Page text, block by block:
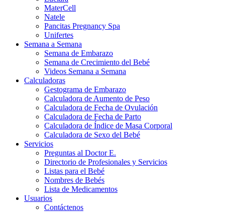
MaterCell
Natele
Pancitas Pregnancy Spa
Unifertes
Semana a Semana
Semana de Embarazo
Semana de Crecimiento del Bebé
Videos Semana a Semana
Calculadoras
Gestograma de Embarazo
Calculadora de Aumento de Peso
Calculadora de Fecha de Ovulación
Calculadora de Fecha de Parto
Calculadora de Índice de Masa Corporal
Calculadora de Sexo del Bebé
Servicios
Preguntas al Doctor E.
Directorio de Profesionales y Servicios
Listas para el Bebé
Nombres de Bebés
Lista de Medicamentos
Usuarios
Contáctenos